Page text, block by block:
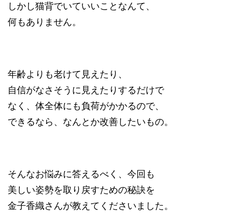
しかし猫背でいていいことなんて、
何もありません。
年齢よりも老けて見えたり、
自信がなさそうに見えたりするだけで
なく、体全体にも負荷がかかるので、
できるなら、なんとか改善したいもの。
そんなお悩みに答えるべく、今回も
美しい姿勢を取り戻すための秘訣を
金子香織さんが教えてくださいました。